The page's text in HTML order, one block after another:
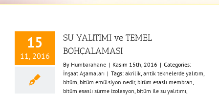
15
11, 2016
SU YALITIMI ve TEMEL
BOHÇALAMASI
By Humbarahane | Kasım 15th, 2016 | Categories:
İnşaat Aşamaları | Tags: akrilik, antik teknelerde yalıtım,
bitüm, bitüm emülsiyon nedir, bitüm esaslı membran,
bitüm esaslı sürme izolasyon, bitüm ile su yalıtımı,